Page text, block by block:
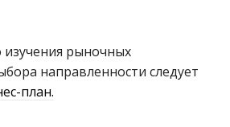
изучения рыночных
направленности следует
план.